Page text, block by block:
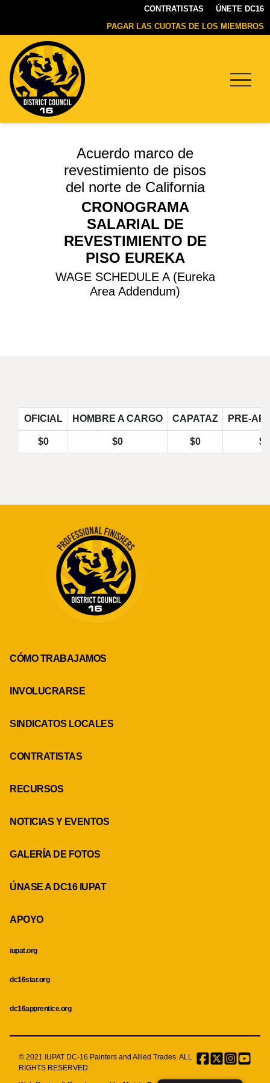
CONTRATISTAS
ÚNETE DC16
PAGAR LAS CUOTAS DE LOS MIEMBROS
UNIONAcuerdo marco de
revestimiento de pisos
del norte de California
CRONOGRAMA
SALARIAL DE
REVESTIMIENTO DE
PISO EUREKA
WAGE SCHEDULE A (Eureka
Area Addendum)
OFICIAL HOMBRE A CARGO CAPATAZ PRE-
$0 $0 $0 $0
CÓMO TRABAJAMOS
INVOLUCRARSE
SINDICATOS LOCALES
CONTRATISTAS
RECURSOS
NOTICIAS Y EVENTOS
GALERÍA DE FOTOS
ÚNASE A DC16 IUPAT
APOYO
iupat.org
dc16star.org
dc16apprentice.org
© 2021 IUPAT DC-16 Painters and Allied Trades. ALL
RIGHTS RESERVED.
Facebook
TwitterMenu
Item